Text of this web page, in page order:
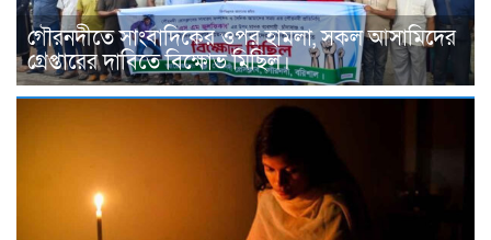
গৌরনদীতে সাংবাদিকের ওপর হামলা, সকল আসামিদের
গ্রেপ্তারের দাবিতে বিক্ষোভ মিছিল।